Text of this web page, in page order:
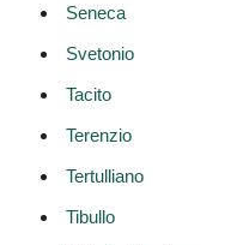
Seneca
Svetonio
Tacito
Terenzio
Tertulliano
Tibullo